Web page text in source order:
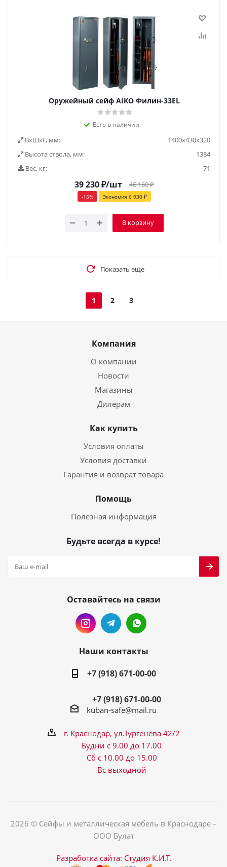
Оружейный сейф AIKO Филин-33EL
Есть в наличии
ВxШxГ, мм:
1400x430x320
Высота ствола, мм:
1384
Вес, кг:
71
39 230₽/шт 46 160₽
-15% Экономия 6 930₽
В корзину
Показать еще
1 2 3
Компания
О компании
Новости
Магазины
Дилерам
Как купить
Условия оплаты
Условия доставки
Гарантия и возврат товара
Помощь
Полезная информация
Будьте всегда в курсе!
Оставайтесь на связи
Наши контакты
+7 (918) 671-00-00
+7 (918) 671-00-00
kuban-safe@mail.ru
г. Краснодар, ул.Тургенева 42/2
Будни с 9.00 до 17.00
Сб с 10.00 до 15.00
Вс выходной
2026 © Сейфы и металлическая мебель в Краснодаре –
ООО Булат
Разработка сайта: Студия К.И.Т.